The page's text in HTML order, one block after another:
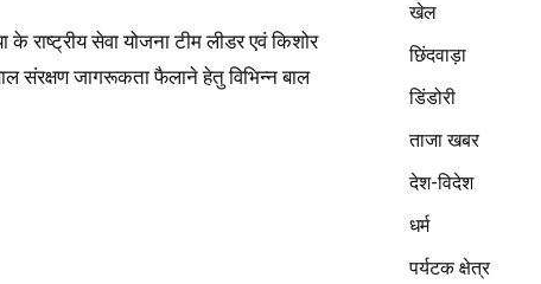
के राष्ट्रीय सेवा योजना टीम लीडर एवं किशोर
संरक्षण जागरूकता फैलाने हेतु विभिन्न बाल
खेल
छिंदवाड़ा
डिंडोरी
ताजा खबर
देश-विदेश
धर्म
पर्यटक क्षेत्र